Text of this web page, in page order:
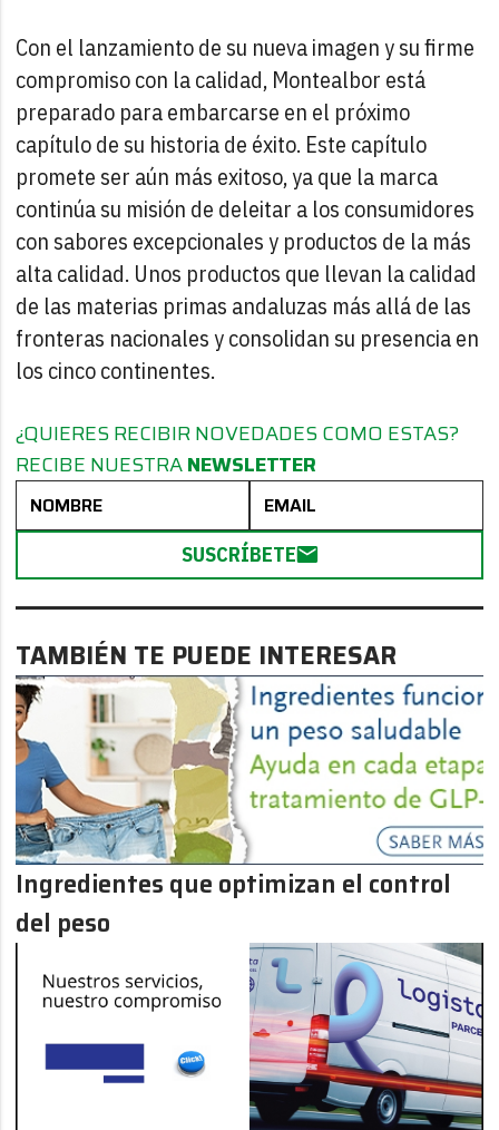
Con el lanzamiento de su nueva imagen y su firme
compromiso con la calidad, Montealbor está
preparado para embarcarse en el próximo
capítulo de su historia de éxito. Este capítulo
promete ser aún más exitoso, ya que la marca
continúa su misión de deleitar a los consumidores
con sabores excepcionales y productos de la más
alta calidad. Unos productos que llevan la calidad
de las materias primas andaluzas más allá de las
fronteras nacionales y consolidan su presencia en
los cinco continentes.
¿QUIERES RECIBIR NOVEDADES COMO ESTAS?
RECIBE NUESTRANEWSLETTER
SUSCRÍBETE
TAMBIÉN TE PUEDE INTERESAR
Ingredientes que optimizan el control
del peso